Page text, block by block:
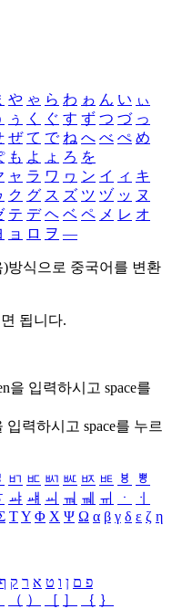
や ゃ ら わ ゎ ん い ぃ
ぅ く ぐ す ず つ づ っ
ぜ て で ね へ べ ぺ め
も よ ょ ろ を
ャ ラ ワ ヮ ン イ ィ キ
ク グ ス ズ ツ ヅ ッ ヌ
テ デ ヘ ベ ペ メ レ オ
ョ ロ ヲ ―
방식으로 중국어를 변환
됩니다.
을 입력하시고 space를
입력하시고 space를 누르
ㅲ ㅳ ㅴ ㅵ ㅶ ㅷ ㅸ
ㅹ
ㆇ ㆈ ㆉ ㆊ ㆋ ㆌ ㆍ
ㆎ
ΤΥ Φ Χ Ψ Ω α β γ δ ε ζ η
פ ם ן ו ט א ר ק ף
（ ） ［ ］ ｛ ｝